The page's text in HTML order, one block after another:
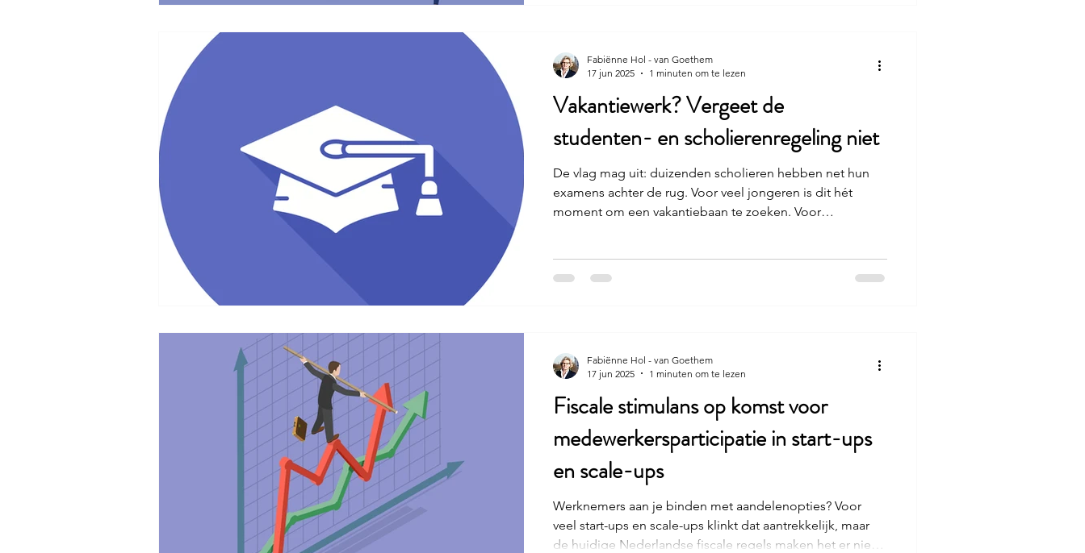
de studenten had in 2024 een studieschuld van € 20.000 of
meer, ald
Vakantiewerk? Vergeet de
studenten- en scholierenregeling niet
De vlag mag uit: duizenden scholieren hebben net hun
examens achter de rug. Voor veel jongeren is dit hét
moment om een vakantiebaan te zoeken. Voor
Fabiënne Hol - van Goethem
17 jun 2025
1 minuten om te lezen
Fiscale stimulans op komst voor
medewerkersparticipatie in start-ups
en scale-ups
Werknemers aan je binden met aandelenopties? Voor
veel start-ups en scale-ups klinkt dat aantrekkelijk, maar
de huidige Nederlandse fiscale regels maken het er niet
Fabiënne Hol - van Goethem
17 jun 2025
1 minuten om te lezen